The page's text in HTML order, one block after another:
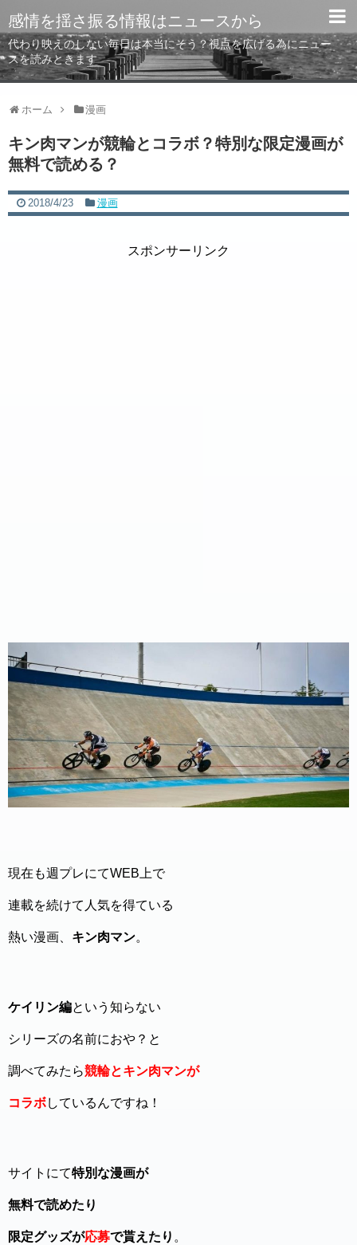
感情を揺さ振る情報はニュースから
代わり映えのしない毎日は本当にそう？視点を広げる為にニュー
スを読みときます
ホーム 漫画
キン肉マンが競輪とコラボ？特別な限定漫画が
無料で読める？
2018/4/23 漫画
スポンサーリンク
現在も週プレにてWEB上で
連載を続けて人気を得ている
熱い漫画、 キン肉マン。
ケイリン編という知らない
シリーズの名前におや？と
調べてみたら競輪とキン肉マンが
コラボしているんですね！
サイトにて特別な漫画が
無料で読めたり
限定グッズが応募で貰えたり 。